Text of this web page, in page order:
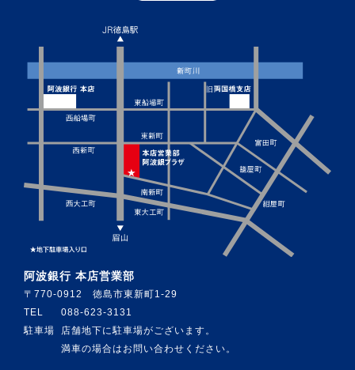
阿波銀行 本店営業部
〒770-0912 徳島市東新町1-29
TEL
088-623-3131
駐車場
店舗地下に駐車場がございます。
満車の場合はお問い合わせください。